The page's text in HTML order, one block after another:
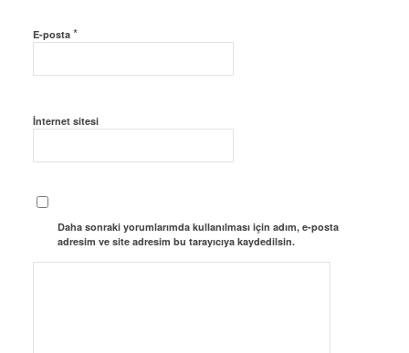
E-posta *
İnternet sitesi
Daha sonraki yorumlarımda kullanılması için adım, e-posta
adresim ve site adresim bu tarayıcıya kaydedilsin.